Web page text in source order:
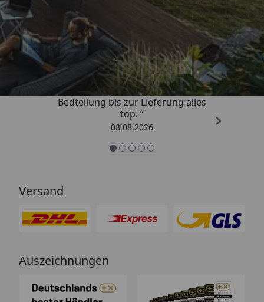
Trusted Shops
4,81/ 5
„Von der Beschreigung über die
Bedtellung bis zur Lieferung alles
top. “
08.08.2026
Versand
Auszeichnungen